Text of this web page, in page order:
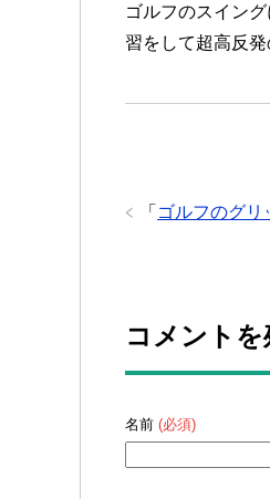
ゴルフのスイン
習をして超高反
「 ゴルフのグリ
コメントを
名前 (必須)